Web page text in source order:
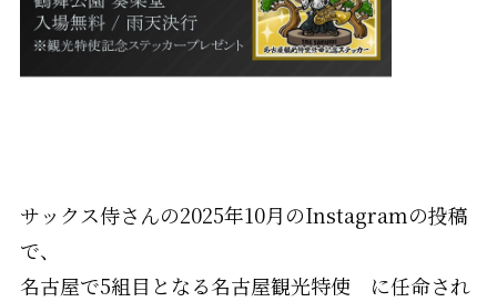
サックス侍さんの2025年10月のInstagramの投稿
で、
名古屋で5組目となる名古屋観光特使 に任命され